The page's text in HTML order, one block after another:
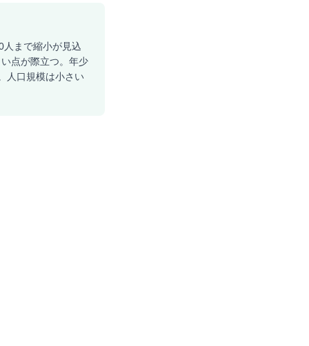
まで縮小が見込
点が際立つ。年少
人口規模は小さい